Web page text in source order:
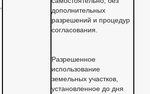
дополнительных
разрешений и процедур
согласования.
Разрешенное
использование
земельных участков,
установленное до дня